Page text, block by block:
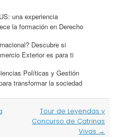
una experiencia
la formación en Derecho
Descubre si
Exterior es para ti
Políticas y Gestión
transformar la sociedad
Tour de Leyendas y
Concurso de Catrinas
Vivas →